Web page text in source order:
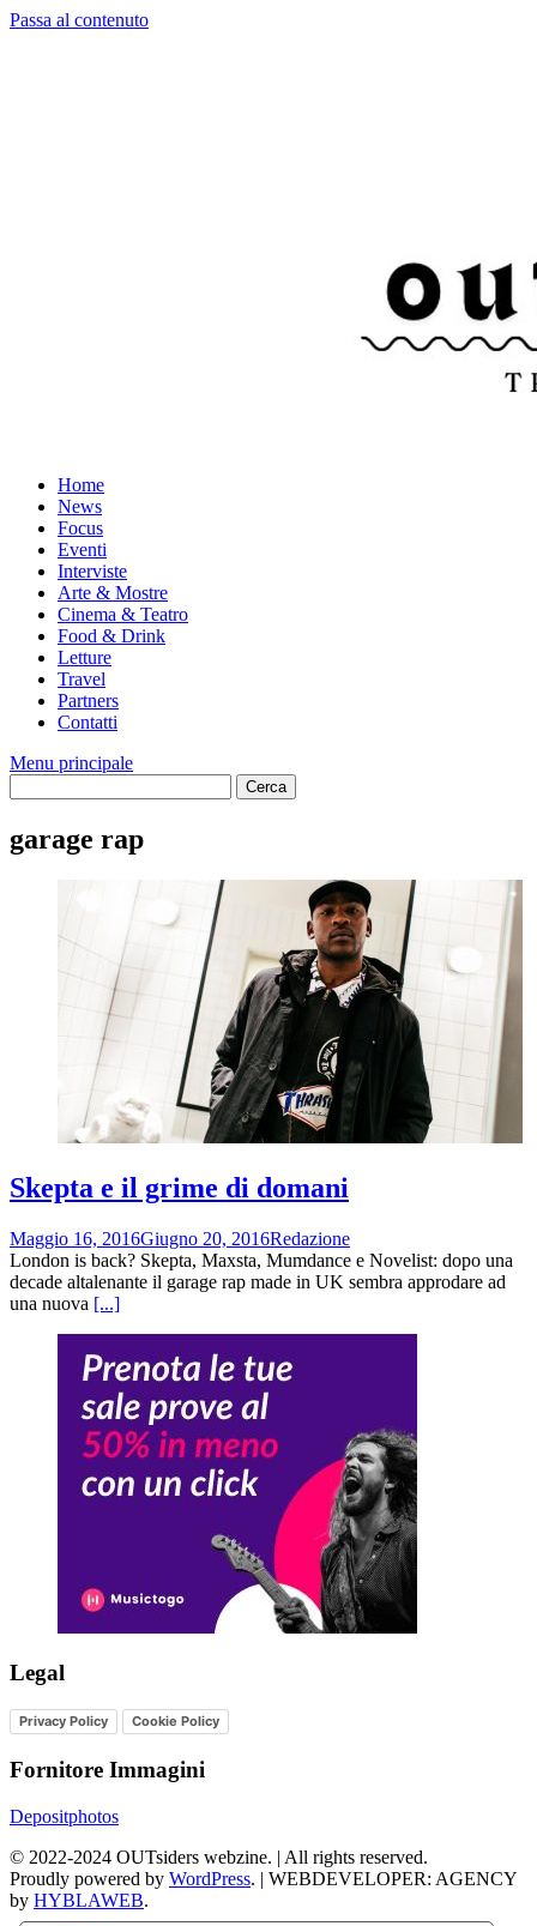
Passa al contenuto
Home
News
Focus
Eventi
Interviste
Arte & Mostre
Cinema & Teatro
Food & Drink
Letture
Travel
Partners
Contatti
Menu principale
garage rap
Skepta e il grime di domani
Maggio 16, 2016Giugno 20, 2016Redazione
London is back? Skepta, Maxsta, Mumdance e Novelist: dopo una
decade altalenante il garage rap made in UK sembra approdare ad
una nuova [...]
Legal
Privacy Policy Cookie Policy
Fornitore Immagini
Depositphotos
© 2022-2024 OUTsiders webzine. | All rights reserved.
Proudly powered by WordPress. | WEBDEVELOPER: AGENCY
by HYBLAWEB.